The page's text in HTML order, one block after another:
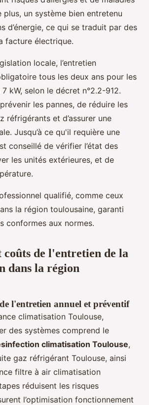
plus, un système bien entretenu
d’énergie, ce qui se traduit par des
facture électrique.
locale, l’entretien
tous les deux ans pour les
kW, selon le décret n°2.2-912.
les pannes, de réduire les
réfrigérants et d’assurer une
Jusqu’à ce qu'il requière une
conseillé de vérifier l’état des
les unités extérieures, et de
qualifié, comme ceux
la région toulousaine, garanti
conformes aux normes.
coûts de l'entretien de la
dans la région
de l'entretien annuel et préventif
climatisation Toulouse,
des systèmes comprend le
climatisation Toulouse,
gaz réfrigérant Toulouse, ainsi
filtre à air climatisation
réduisent les risques
l’optimisation fonctionnement